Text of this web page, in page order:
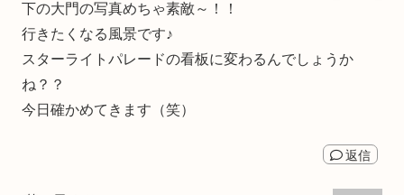
下の大門の写真めちゃ素敵～！！
行きたくなる風景です♪
スターライトパレードの看板に変わるんでしょうか
ね？？
今日確かめてきます（笑）
返信